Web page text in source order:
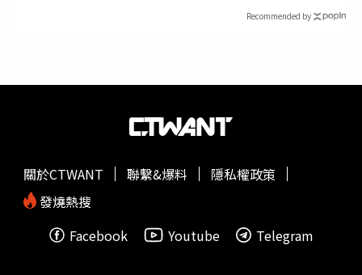
Recommended by
關於CTWANT 聯繫&爆料
隱私權政策
發燒熱搜
Facebook
Youtube Telegram